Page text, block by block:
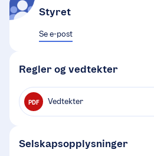
Styret
Se e-post
Regler og vedtekter
PDF Vedtekter
Selskapsopplysninger